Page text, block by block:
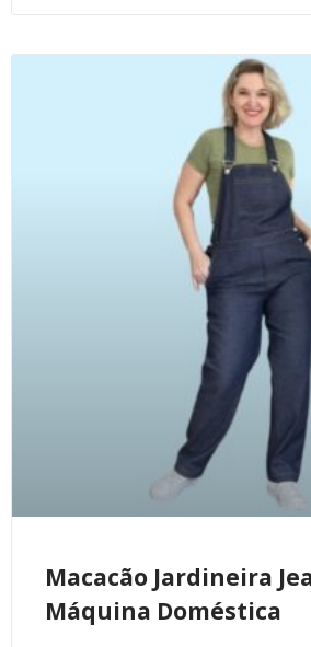
Macacão Jardineira
Máquina Doméstica